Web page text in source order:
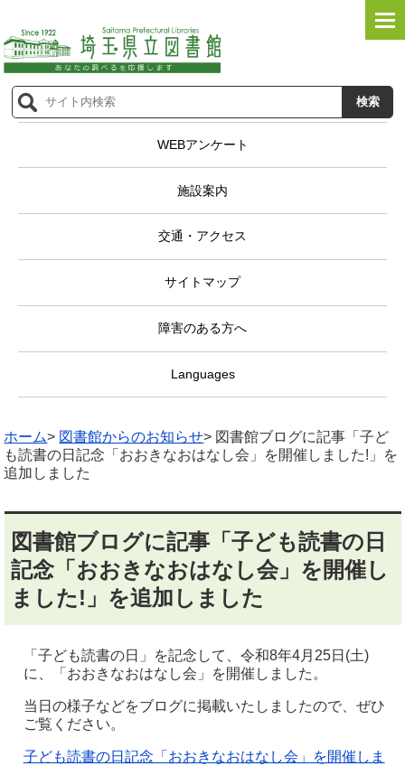
WEBアンケート
施設案内
交通・アクセス
サイトマップ
障害のある方へ
Languages
ホーム> 図書館からのお知らせ> 図書館ブログに記事「子ど
も読書の日記念「おおきなおはなし会」を開催しました!」を
追加しました
図書館ブログに記事「子ども読書の日
記念「おおきなおはなし会」を開催し
ました!」を追加しました
「子ども読書の日」を記念して、令和8年4月25日(土)
に、「おおきなおはなし会」を開催しました。
当日の様子などをブログに掲載いたしましたので、ぜひ
ご覧ください。
子ども読書の日記念「おおきなおはなし会」を開催しま